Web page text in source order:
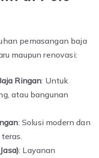
pemasangan baja
maupun renovasi:
Ringan: Untuk
atau bangunan
: Solusi modern dan
: Layanan